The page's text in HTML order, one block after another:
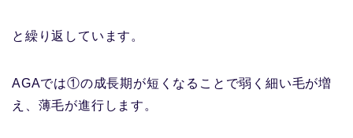
と繰り返しています。
AGAでは①の成長期が短くなることで弱く細い毛が増
え、薄毛が進行します。